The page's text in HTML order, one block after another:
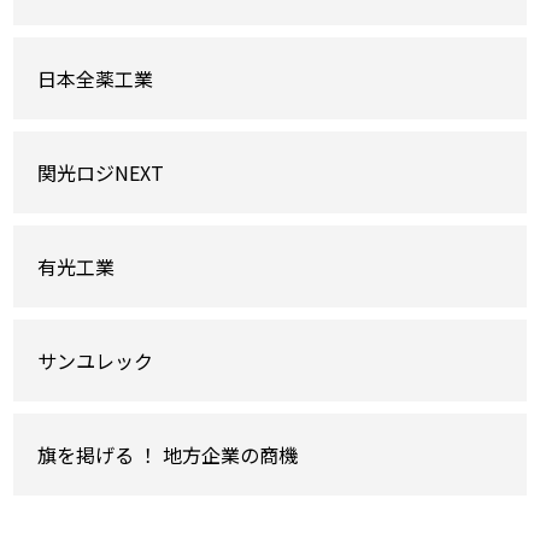
日本全薬工業
関光ロジNEXT
有光工業
サンユレック
旗を掲げる ！ 地方企業の商機